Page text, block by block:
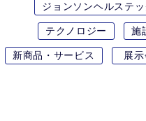
ジョンソンヘルステ
テクノロジー 施
新商品・サービス 展